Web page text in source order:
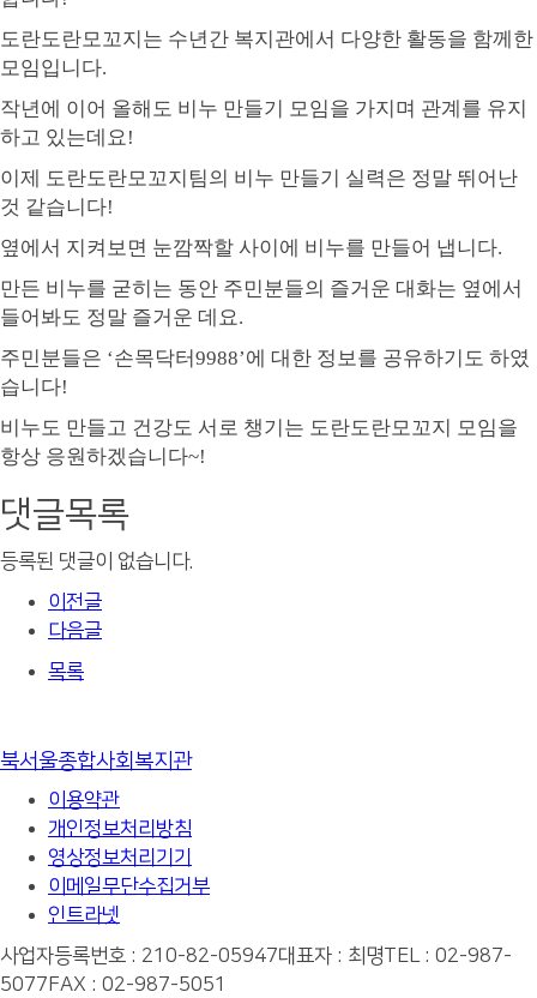
도란도란모꼬지는 수년간 복지관에서 다양한 활동을 함께한
모임입니다.
작년에 이어 올해도 비누 만들기 모임을 가지며 관계를 유지
하고 있는데요!
이제 도란도란모꼬지팀의 비누 만들기 실력은 정말 뛰어난
것 같습니다!
옆에서 지켜보면 눈깜짝할 사이에 비누를 만들어 냅니다.
만든 비누를 굳히는 동안 주민분들의 즐거운 대화는 옆에서
들어봐도 정말 즐거운 데요.
주민분들은 ‘손목닥터9988’에 대한 정보를 공유하기도 하였
습니다!
비누도 만들고 건강도 서로 챙기는 도란도란모꼬지 모임을
항상 응원하겠습니다~!
댓글목록
등록된 댓글이 없습니다.
이전글
다음글
목록
북서울종합사회복지관
이용약관
개인정보처리방침
영상정보처리기기
이메일무단수집거부
인트라넷
사업자등록번호 : 210-82-05947대표자 : 최명TEL : 02-987-
5077 FAX : 02-987-5051